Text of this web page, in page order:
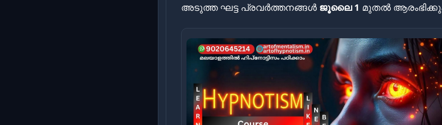
അടുത്ത ഘട്ട പ്രവർത്തനങ്ങൾ ജൂലൈ 1 മുതൽ